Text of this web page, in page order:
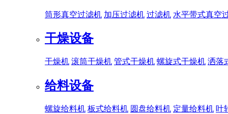
筒形真空过滤机 加压过滤机 过滤机 水平带式真空
干燥设备
干燥机 滚筒干燥机 管式干燥机 螺旋式干燥机 洒落
给料设备
螺旋给料机 板式给料机 圆盘给料机 定量给料机 叶